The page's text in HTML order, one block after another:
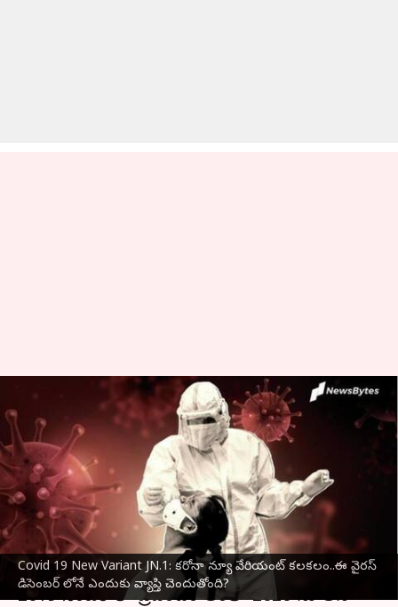
Covid 19 New Variant JN.1: కరోనా న్యూ వేరియంట్ కలకలం..ఈ వైరస్
డిసెంబర్ లోనే ఎందుకు వ్యాప్తి చెందుతోంది?
Covid 19 New Variant JN.1:
కరోనా న్యూ వేరియంట్ కలకలం..ఈ
వైరస్ డిసెంబర్ లోనే ఎందుకు వ్యాప్తి
చెందుతోంది?
వ్రాసిన వారు Sirish Praharaju Dec 25, 2023 01:11 pm
ఈ వార్తాకథనం ఏంటి
2019 డిసెంబర్ లో ప్రపంచం అంతా 2020 నూతన